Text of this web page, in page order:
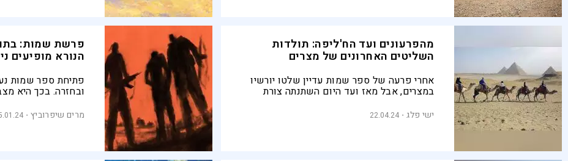
מהפרעונים ועד הח'ליפה: תולדות
השליטים האחרונים של מצרים
אחרי פרעה של ספר שמות עדיין שלטו יורשיו
במצרים, אבל מאז ועד היום השתנתה צורת
שאיבדו את ממלכתם בעת שנכבשה בידי תרבות
ישי פלג 22.04.24
פרשת שמות:
הנורא מופיעים
פתיחת ספר שמות
ובחזרה. בכך היא
מרים שיפרוביץ